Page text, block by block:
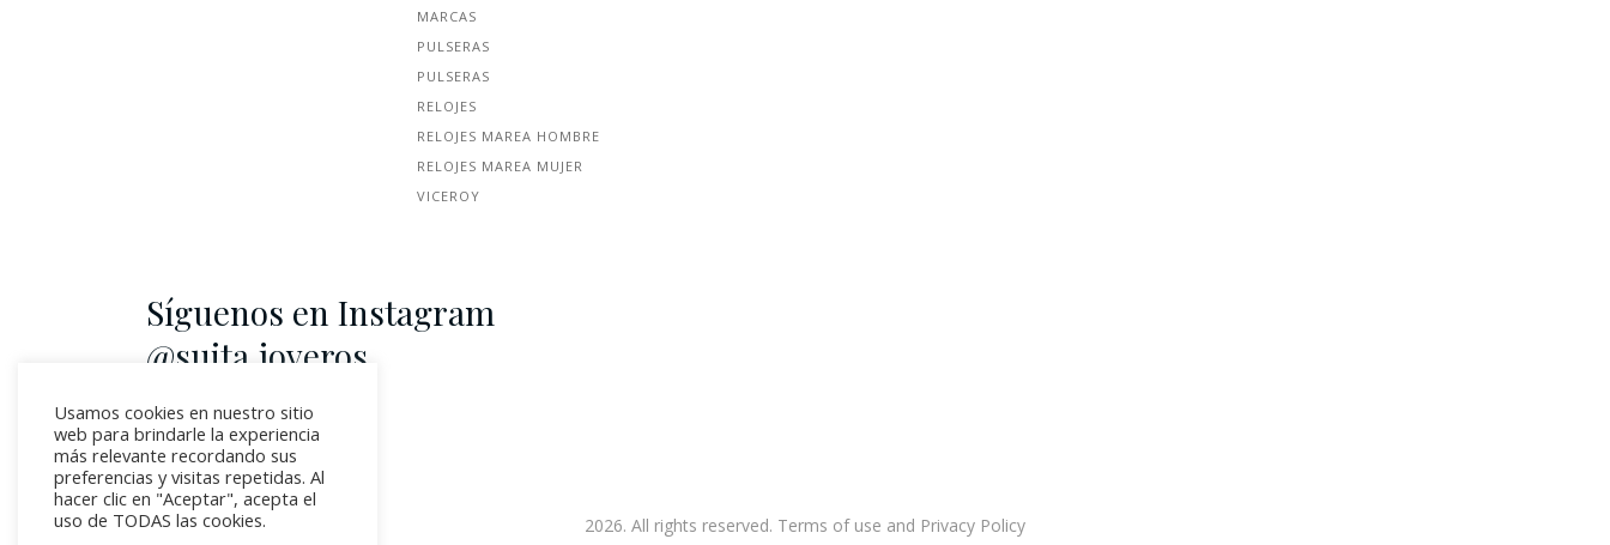
MARCAS
PULSERAS
PULSERAS
RELOJES
RELOJES MAREA HOMBRE
RELOJES MAREA MUJER
VICEROY
Síguenos en Instagram
@suita.joyeros
2026. All rights reserved. Terms of use and Privacy Policy
Usamos cookies en nuestro sitio
web para brindarle la experiencia
más relevante recordando sus
preferencias y visitas repetidas. Al
hacer clic en "Aceptar", acepta el
uso de TODAS las cookies.